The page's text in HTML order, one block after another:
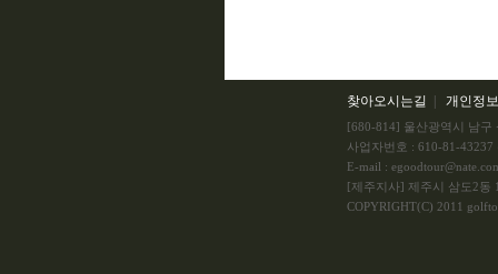
찾아오시는길 개인정
[680-814] 울산광역시 남구
사업자번호 : 610-81-
E-mail :
[제주지사] 제주시 삼도2동
COPYRIGHT(C) 2011